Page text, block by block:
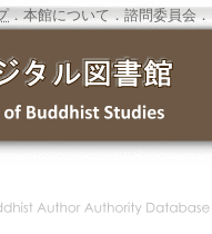
．本館について ．諮問委員会 ．